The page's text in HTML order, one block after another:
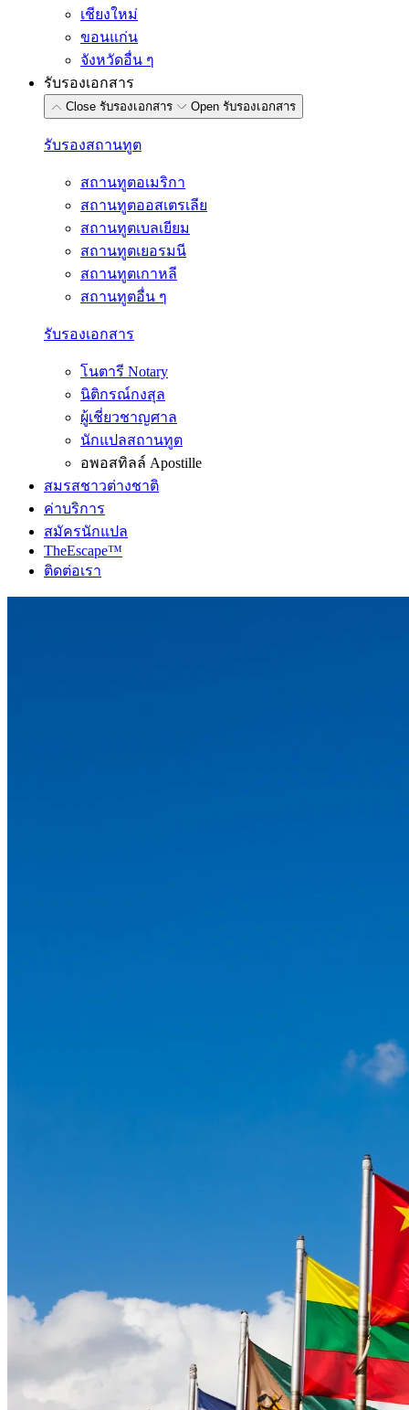
เชียงใหม่
ขอนแก่น
จังหวัดอื่น ๆ
รับรองเอกสาร
Close รับรองเอกสาร Open รับรองเอกสาร
รับรองสถานทูต
สถานทูตอเมริกา
สถานทูตออสเตรเลีย
สถานทูตเบลเยียม
สถานทูตเยอรมนี
สถานทูตเกาหลี
สถานทูตอื่น ๆ
รับรองเอกสาร
โนตารี Notary
นิติกรณ์กงสุล
ผู้เชี่ยวชาญศาล
นักแปลสถานทูต
อพอสทิลล์ Apostille
สมรสชาวต่างชาติ
ค่าบริการ
สมัครนักแปล
TheEscape™
ติดต่อเรา